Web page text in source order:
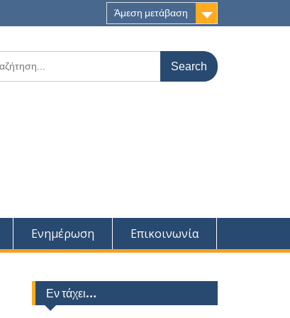
Άμεση μετάβαση
Ενημέρωση Επικοινωνία
Εν τάχει…